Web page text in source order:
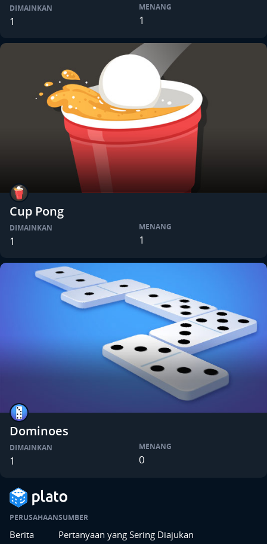
DIMAINKAN
1
MENANG
1
Cup Pong
DIMAINKAN
1
MENANG
1
Dominoes
DIMAINKAN
1
MENANG
0
PERUSAHAAN
Berita
SUMBER
Pertanyaan yang Sering Diajukan